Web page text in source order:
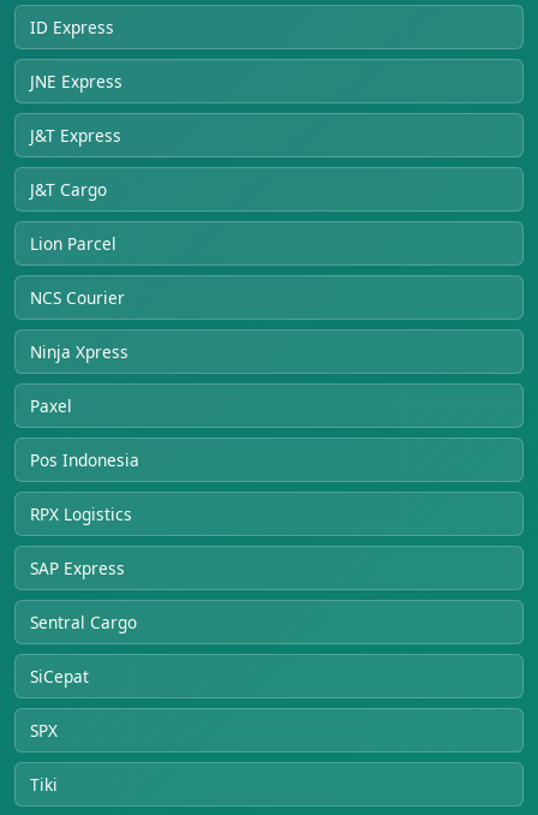
ID Express
JNE Express
J&T Express
J&T Cargo
Lion Parcel
NCS Courier
Ninja Xpress
Paxel
Pos Indonesia
RPX Logistics
SAP Express
Sentral Cargo
SiCepat
SPX
Tiki